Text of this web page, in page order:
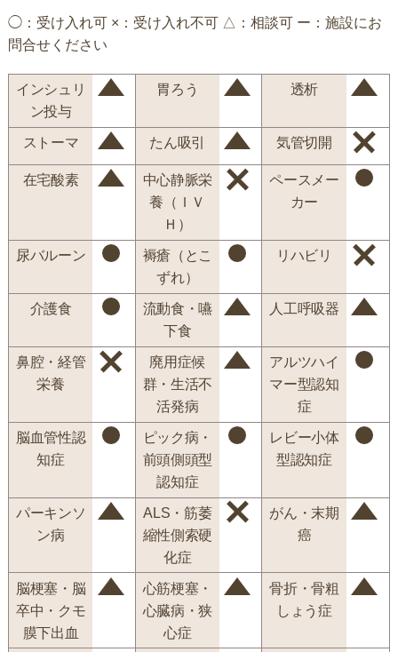
◯：受け入れ可 ×：受け入れ不可 △：相談可 ー：施設にお
問合せください
インシュリ
ン投与
胃ろう 透析
ストーマ たん吸引 気管切開
在宅酸素
中心静脈栄
養（ＩＶ
Ｈ）
ペースメー
カー
尿バルーン
褥瘡（とこ
ずれ）
リハビリ
介護食
流動食・嚥
下食
人工呼吸器
鼻腔・経管
栄養
廃用症候
群・生活不
活発病
アルツハイ
マー型認知
症
脳血管性認
知症
ピック病・
前頭側頭型
認知症
レビー小体
型認知症
パーキンソ
ン病
ALS・筋萎
縮性側索硬
化症
がん・末期
癌
脳梗塞・脳
卒中・クモ
膜下出血
心筋梗塞・
心臓病・狭
心症
骨折・骨粗
しょう症